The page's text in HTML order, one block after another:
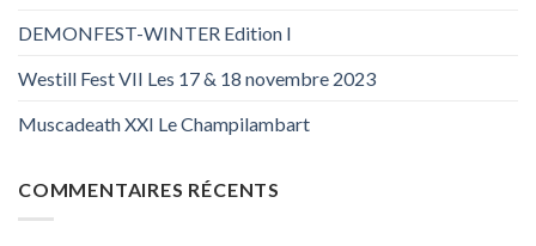
DEMONFEST-WINTER Edition I
Westill Fest VII Les 17 & 18 novembre 2023
Muscadeath XXI Le Champilambart
COMMENTAIRES RÉCENTS